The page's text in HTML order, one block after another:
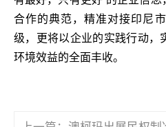
合作的典范，精准对接印尼
级，更将以企业的实践行动，
环境效益的全面丰收。